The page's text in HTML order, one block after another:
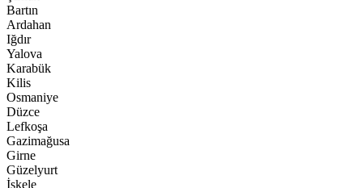
Bartın
Ardahan
Iğdır
Yalova
Karabük
Kilis
Osmaniye
Düzce
Lefkoşa
Gazimağusa
Girne
Güzelyurt
İskele